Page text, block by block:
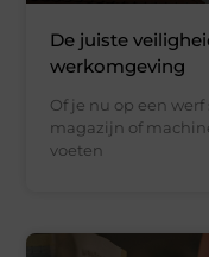
De juiste
werkomgeving
Of je nu op een
magazijn of
voeten